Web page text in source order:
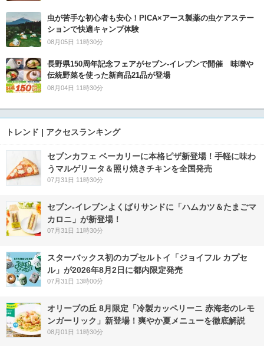
虫が苦手な初心者も安心！PICA×アース製薬の虫ケアステー
ションで快適キャンプ体験
08月05日 11時30分
長野県150周年記念フェアがセブン-イレブンで開催 味噌や
伝統野菜を使った新商品21品が登場
08月04日 11時30分
トレンド | アクセスランキング
セブンカフェ ベーカリーに本格ピザ新登場！手軽に味わ
うマルゲリータ＆照り焼きチキンを全国発売
07月31日 11時30分
セブン‐イレブンよくばりサンドに「ハムカツ＆たまごマ
カロニ」が新登場！
07月31日 11時30分
スターバックス初のカプセルトイ「ジョイフル カプセ
ル」が2026年8月2日に都内限定発売
07月31日 13時00分
オリーブの丘 8月限定「冷製カッペリーニ 赤海老のレモ
ンガーリック」新登場！爽やか夏メニューを徹底解説
08月01日 11時30分